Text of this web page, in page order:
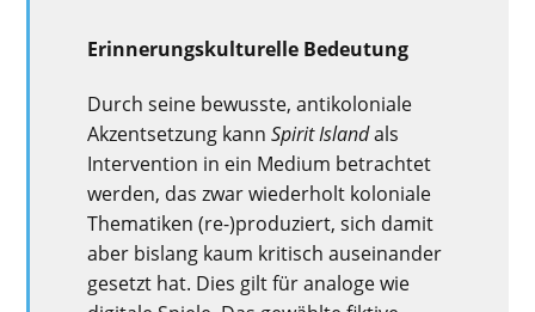
Erinnerungskulturelle Bedeutung
Durch seine bewusste, antikoloniale
Akzentsetzung kannSpirit Islandals
Intervention in ein Medium betrachtet
werden, das zwar wiederholt koloniale
Thematiken (re-)produziert, sich damit
aber bislang kaum kritisch auseinander
gesetzt hat. Dies gilt für analoge wie